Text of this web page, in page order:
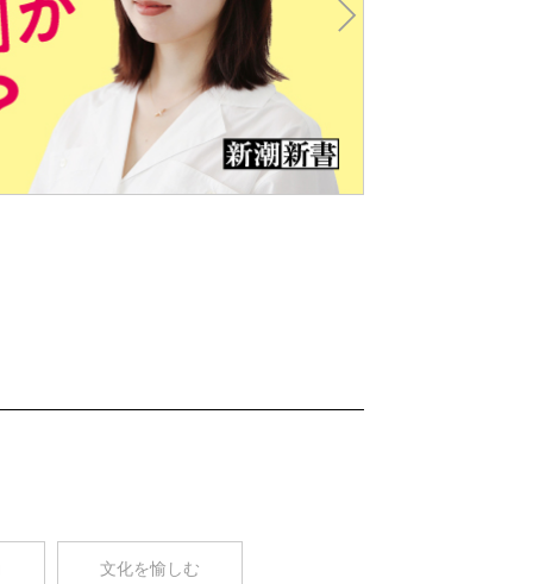
文化を愉しむ